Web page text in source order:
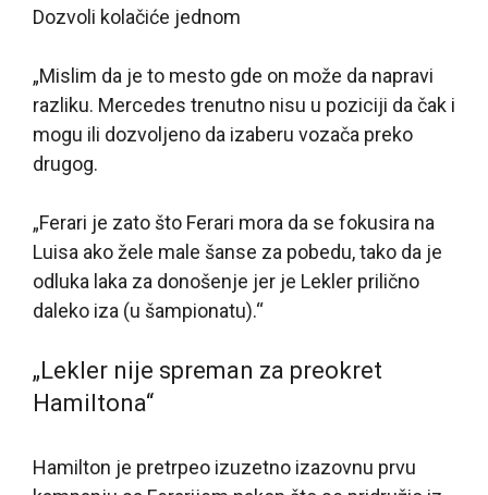
Dozvoli kolačiće jednom
„Mislim da je to mesto gde on može da napravi
razliku. Mercedes trenutno nisu u poziciji da čak i
mogu ili dozvoljeno da izaberu vozača preko
drugog.
„Ferari je zato što Ferari mora da se fokusira na
Luisa ako žele male šanse za pobedu, tako da je
odluka laka za donošenje jer je Lekler prilično
daleko iza (u šampionatu).“
„Lekler nije spreman za preokret
Hamiltona“
Hamilton je pretrpeo izuzetno izazovnu prvu